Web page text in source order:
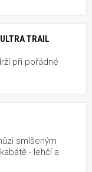
TRAIL
při pořádné
smíšeným
- lehčí a